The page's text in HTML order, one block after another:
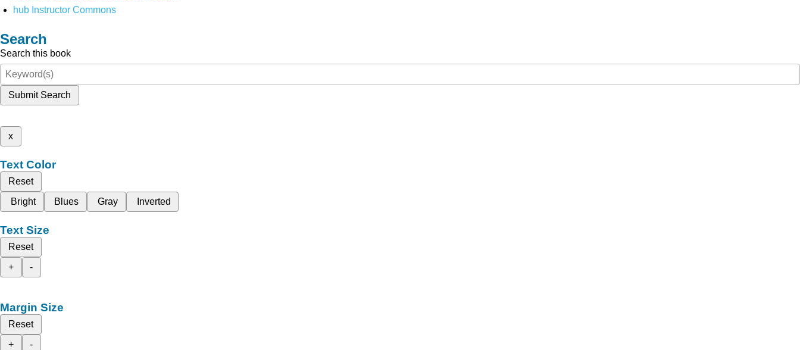
hub Instructor Commons
Search
Search this book
Submit Search
x
Text Color
Reset
Bright
Blues Gray Inverted
Text Size
Reset
+
-
Margin Size
Reset
+
-